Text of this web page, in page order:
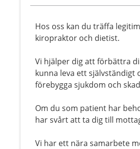
Hos oss kan du träffa
kiropraktor och dietist.
Vi hjälper dig att förbättra
kunna leva ett självständigt
förebygga sjukdom och
Om du som patient har
har svårt att ta dig till
Vi har ett nära samarbete